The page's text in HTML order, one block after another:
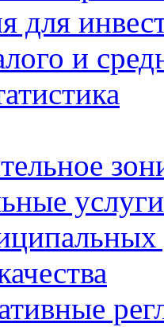
для
и
услуги